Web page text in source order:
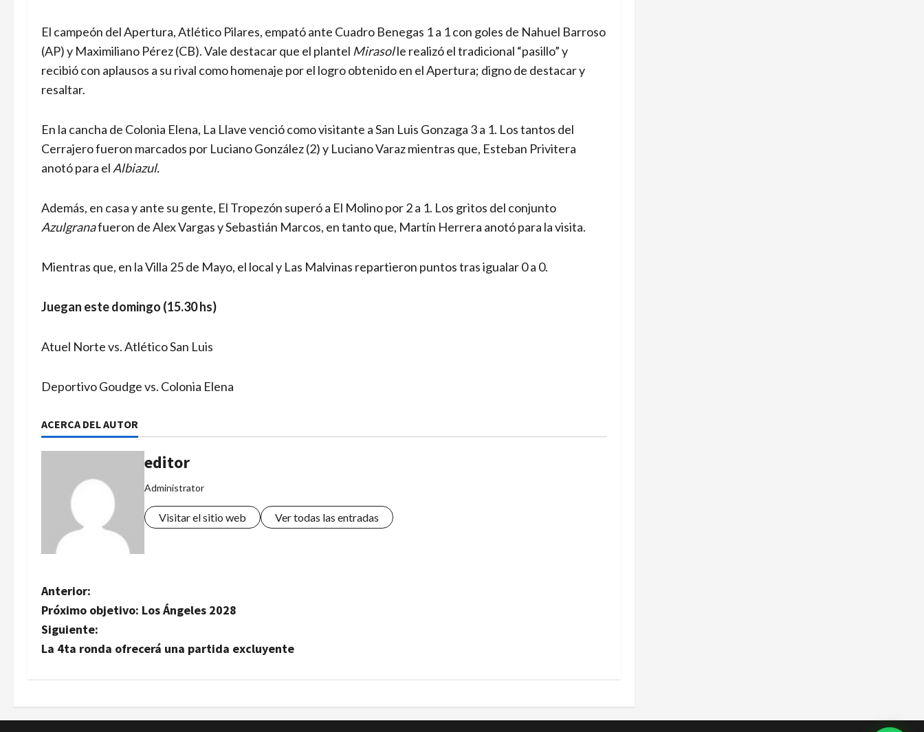
El campeón del Apertura, Atlético Pilares, empató ante Cuadro Benegas 1 a 1 con goles de Nahuel Barroso
(AP) y Maximiliano Pérez (CB). Vale destacar que el plantel Mirasolle realizó el tradicional “pasillo” y
recibió con aplausos a su rival como homenaje por el logro obtenido en el Apertura; digno de destacar y
resaltar.
En la cancha de Colonia Elena, La Llave venció como visitante a San Luis Gonzaga 3 a 1. Los tantos del
Cerrajero fueron marcados por Luciano González (2) y Luciano Varaz mientras que, Esteban Privitera
anotó para el Albiazul.
Además, en casa y ante su gente, El Tropezón superó a El Molino por 2 a 1. Los gritos del conjunto
Azulgranafueron de Alex Vargas y Sebastián Marcos, en tanto que, Martín Herrera anotó para la visita.
Mientras que, en la Villa 25 de Mayo, el local y Las Malvinas repartieron puntos tras igualar 0 a 0.
Juegan este domingo (15.30 hs)
Atuel Norte vs. Atlético San Luis
Deportivo Goudge vs. Colonia Elena
ACERCA DEL AUTOR
editor
Administrator
Visitar el sitio web Ver todas las entradas
N
a
v
g
Anterior:
Próximo objetivo: Los Ángeles 2028
Siguiente:
La 4ta ronda ofrecerá una partida excluyente